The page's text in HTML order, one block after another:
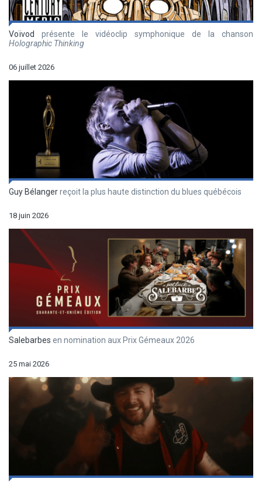
Voïvod
présente le vidéoclip symphonique de la chanson
Holographic Thinking
06 juillet 2026
Guy Bélangerreçoit la plus haute distinction du blues québécois
18 juin 2026
Salebarbes en nomination aux Prix Gémeaux 2026
25 mai 2026